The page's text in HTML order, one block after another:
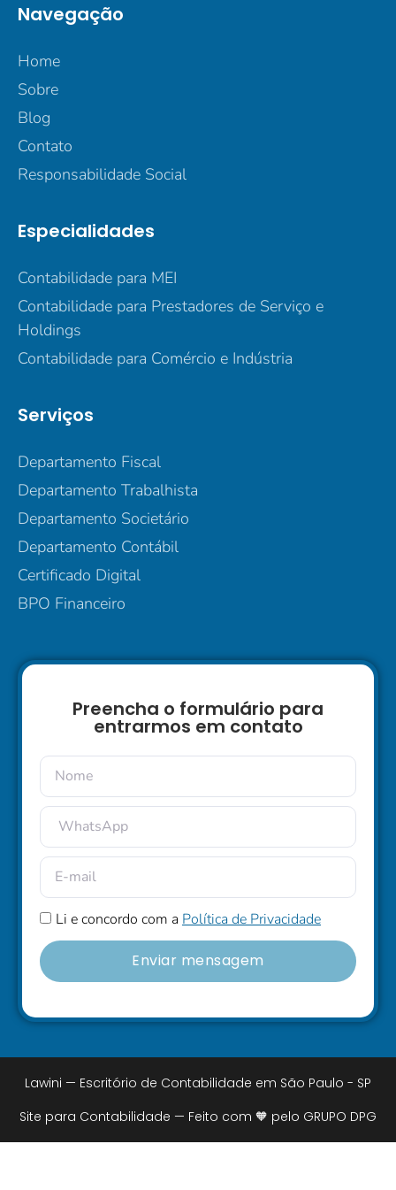
Navegação
Home
Sobre
Blog
Contato
Responsabilidade Social
Especialidades
Contabilidade para MEI
Contabilidade para Prestadores de Serviço e
Holdings
Contabilidade para Comércio e Indústria
Serviços
Departamento Fiscal
Departamento Trabalhista
Departamento Societário
Departamento Contábil
Certificado Digital
BPO Financeiro
Preencha o formulário para
entrarmos em contato
Li e concordo com a Política de Privacidade
Enviar mensagem
Lawini — Escritório de Contabilidade em São Paulo - SP
Site para Contabilidade — Feito com 🧡 pelo GRUPO DPG